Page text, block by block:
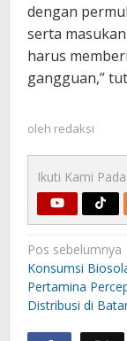
dengan
serta
harus
gangguan,”
oleh redaksi
Ikuti Kami Pada
Navigasi
pos
Pos sebelumnya
Konsumsi
Pertamina
Distribusi di